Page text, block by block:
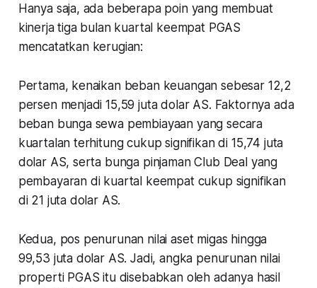
Hanya saja, ada beberapa poin yang membuat
kinerja tiga bulan kuartal keempat PGAS
mencatatkan kerugian:
Pertama, kenaikan beban keuangan sebesar 12,2
persen menjadi 15,59 juta dolar AS. Faktornya ada
beban bunga sewa pembiayaan yang secara
kuartalan terhitung cukup signifikan di 15,74 juta
dolar AS, serta bunga pinjaman Club Deal yang
pembayaran di kuartal keempat cukup signifikan
di 21 juta dolar AS.
Kedua, pos penurunan nilai aset migas hingga
99,53 juta dolar AS. Jadi, angka penurunan nilai
properti PGAS itu disebabkan oleh adanya hasil